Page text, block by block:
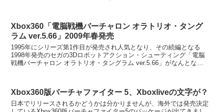
Xbox360「電脳戦機バーチャロン オラトリオ・タング
ラム ver.5.66」2009年春発売
1995年にシリーズ第1作目が発売され人気となり、その続編となる
1998年発売のセガの3Dロボットアクション・シューティング「電脳
戦機バーチャロン オラトリオ・タングラム ver.5.66」がなんとなん
Xbox360版バーチャファイター 5、Xboxliveの文字が？
日本でリリースされるかどうかは分かりませんが、海外では発売決定